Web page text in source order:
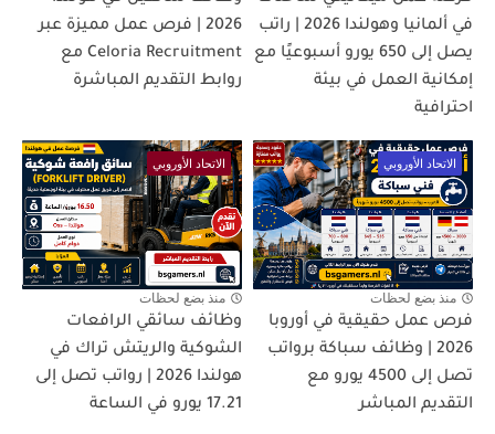
في ألمانيا وهولندا 2026 | راتب
يصل إلى 650 يورو أسبوعيًا مع
إمكانية العمل في بيئة
احترافية
2026 | فرص عمل مميزة عبر
Celoria Recruitment مع
روابط التقديم المباشرة
الاتحاد الأوروبي
منذ بضع لحظات
فرص عمل حقيقية في أوروبا
2026 | وظائف سباكة برواتب
تصل إلى 4500 يورو مع
التقديم المباشر
الاتحاد الأوروبي
منذ بضع لحظات
وظائف سائقي الرافعات
الشوكية والريتش تراك في
هولندا 2026 | رواتب تصل إلى
17.21 يورو في الساعة